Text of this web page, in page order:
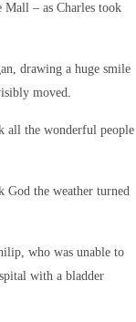
Mall – as Charles took
drawing a huge smile
moved.
all the wonderful people
God the weather turned
who was unable to
with a bladder